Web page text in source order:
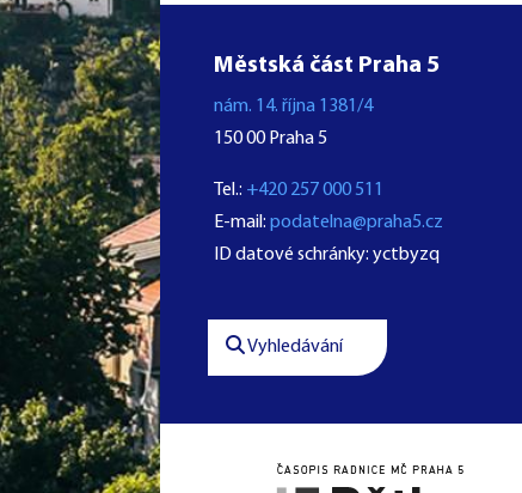
Městská část Praha 5
nám. 14. října 1381/4
150 00 Praha 5
Tel.: +420 257 000 511
E-mail:podatelna@praha5.cz
ID datové schránky: yctbyzq
Vyhledávání